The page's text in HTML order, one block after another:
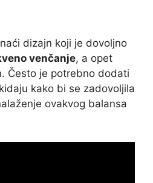
dizajn koji je dovoljno
venčanje, a opet
Često je potrebno dodati
kako bi se zadovoljila
ovakvog balansa